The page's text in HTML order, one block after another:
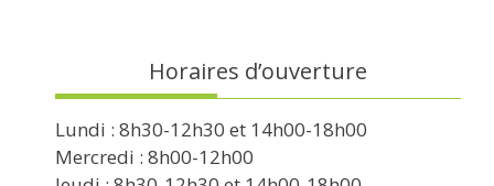
Horaires d’ouverture
Lundi : 8h30-12h30 et 14h00-18h00
Mercredi : 8h00-12h00